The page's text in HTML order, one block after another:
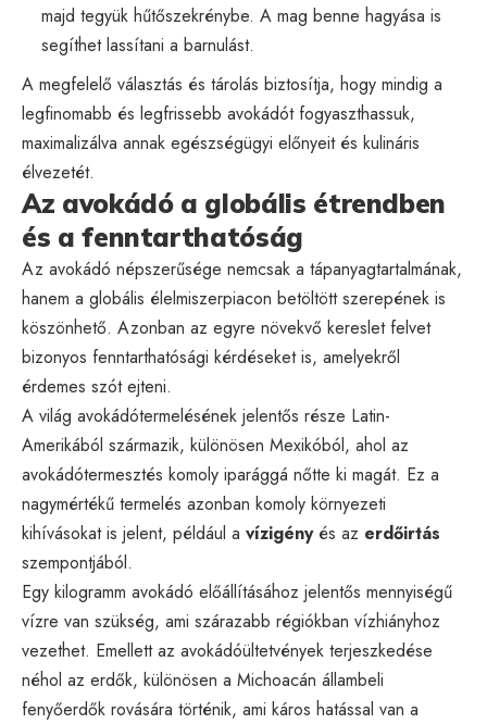
majd tegyük hűtőszekrénybe. A mag benne hagyása is
segíthet lassítani a barnulást.
A megfelelő választás és tárolás biztosítja, hogy mindig a
legfinomabb és legfrissebb avokádót fogyaszthassuk,
maximalizálva annak egészségügyi előnyeit és kulináris
élvezetét.
Az avokádó a globális étrendben
és a fenntarthatóság
Az avokádó népszerűsége nemcsak a tápanyagtartalmának,
hanem a globális élelmiszerpiacon betöltött szerepének is
köszönhető. Azonban az egyre növekvő kereslet felvet
bizonyos fenntarthatósági kérdéseket is, amelyekről
érdemes szót ejteni.
A világ avokádótermelésének jelentős része Latin-
Amerikából származik, különösen Mexikóból, ahol az
avokádótermesztés komoly iparággá nőtte ki magát. Ez a
nagymértékű termelés azonban komoly környezeti
kihívásokat is jelent, például a vízigényés az erdőirtás
szempontjából.
Egy kilogramm avokádó előállításához jelentős mennyiségű
vízre van szükség, ami szárazabb régiókban vízhiányhoz
vezethet. Emellett az avokádóültetvények terjeszkedése
néhol az erdők, különösen a Michoacán állambeli
fenyőerdők rovására történik, ami káros hatással van a